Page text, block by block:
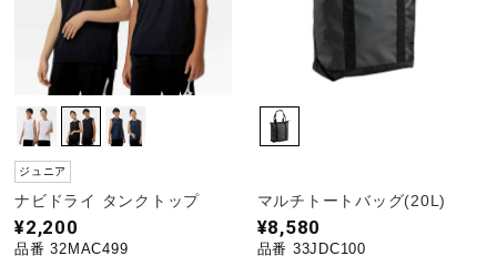
ジュニア
ナビドライ タンクトップ
¥2,200
品番 32MAC499
マルチトートバッグ(20L)
¥8,580
品番 33JDC100